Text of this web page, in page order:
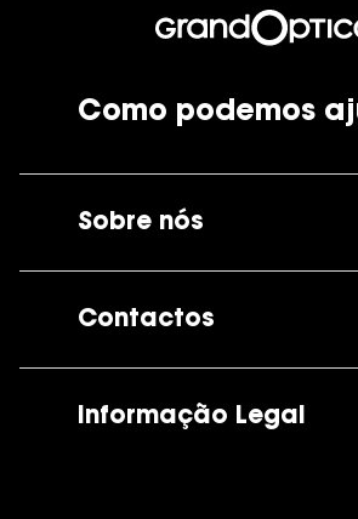
Como podemos
Sobre nós
Contactos
Informação Legal